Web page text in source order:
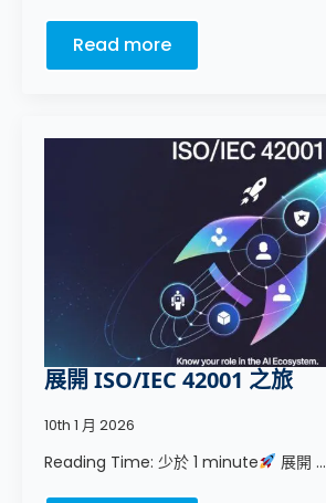
Read more
展開 ISO/IEC 42001 之旅
10th 1 月 2026
Reading Time: 少於 1 minute 展開 ...